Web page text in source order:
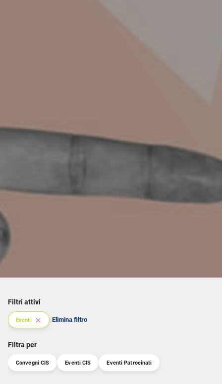
Filtri attivi
Eventi Elimina filtro
Filtra per
Convegni CIS Eventi CIS Eventi Patrocinati